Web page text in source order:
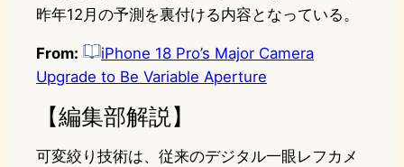
昨年12月の予測を裏付ける内容となっている。
From:
iPhone 18 Pro’s Major Camera
Upgrade to Be Variable Aperture
【編集部解説】
可変絞り技術は、従来のデジタル一眼レフカメ